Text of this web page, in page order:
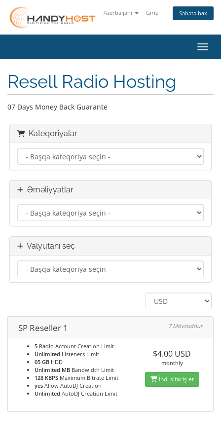
Azerbaijani Giriş Səbətə bax
Resell Radio Hosting
07 Days Money Back Guarante
Kateqoriyalar
Əməliyyatlar
Valyutanı seç
SP Reseller 1 7 Mövcuddur
5 Radio Account Creation Limit
Unlimited Listeners Limit
05 GB HDD
Unlimited MB Bandwidth Limit
128 KBPS Maximum Bitrate Limit
yes Allow AutoDJ Creation
Unlimited AutoDJ Creation Limit
$4.00 USD
monthly
İndi sifariş et